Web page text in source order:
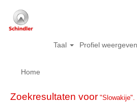
Taal Profiel weergeven
Home
Zoekresultaten voor "Slowakije".